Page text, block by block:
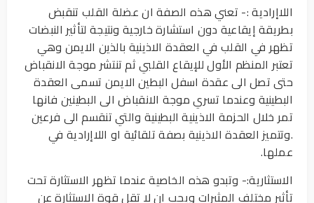
اللاإرادية :- تعني هذه الصفة ان عضلة القلب تنقبض
بطريقة إيقاعية دون استشارة خارجية ونتيجة لتأثير النبضات
تظهر في القلب في العقدة الاذينية بالذين الايمن وهي
تعتبر المنظم الأول للإيقاع القلبي ثم تنتشر موجة الانقباض
حتى تصل الى عقدة اسفل البطين الايمن تسمى العقدة
البطينية وعندما تسري موجة الانقباض الى البطينين فانها
تمر خلال الحزمة الاذينية البطينية والتي تنقسم الى فرعين
.وتتميز العقدة الاذينية بصفة تلقائية او اللاإرادية في
عملها.
الاستثارية:- وتبدو هذه الخاصية عندما تظهر الاستثارة تحت
تأثير مختلف المثيرات ويجب ان لا تقل قوة الاستثارة عن